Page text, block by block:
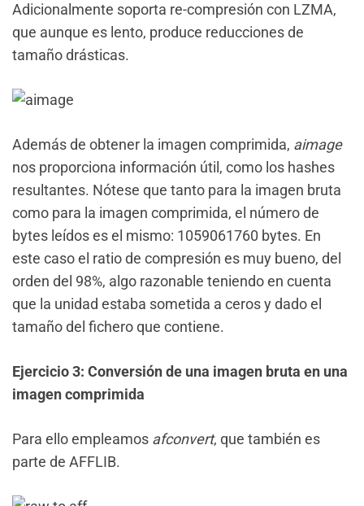
Adicionalmente soporta re-compresión con LZMA,
que aunque es lento, produce reducciones de
tamaño drásticas.
Además de obtener la imagen comprimida, aimage
nos proporciona información útil, como los hashes
resultantes. Nótese que tanto para la imagen bruta
como para la imagen comprimida, el número de
bytes leídos es el mismo: 1059061760 bytes. En
este caso el ratio de compresión es muy bueno, del
orden del 98%, algo razonable teniendo en cuenta
que la unidad estaba sometida a ceros y dado el
tamaño del fichero que contiene.
Ejercicio 3: Conversión de una imagen bruta en una
imagen comprimida
Para ello empleamos afconvert, que también es
parte de AFFLIB.